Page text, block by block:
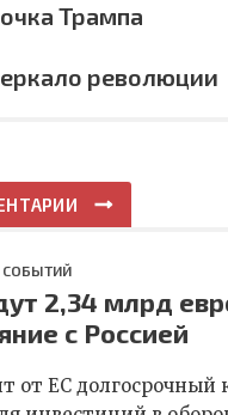
Трампа
революции
2,34 млрд
с Россией
от ЕС долгосрочный